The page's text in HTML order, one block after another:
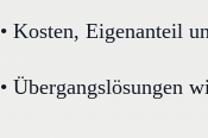
• Kosten, Eigenanteil
• Übergangslösungen